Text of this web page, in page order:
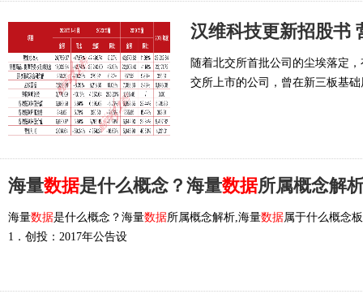
汉维科技更新招股书
随着北交所首批公司的尘埃落定
交所上市的公司，曾在新三板基
海量数据是什么概念？海量数据所属概念解
海量数据是什么概念？海量数据所属概念解析,海量数据属于什么概念
1．创投：2017年公告设